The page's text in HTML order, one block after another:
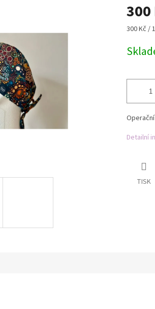
300
Měrná
300 Kč /
Detailní
TISK